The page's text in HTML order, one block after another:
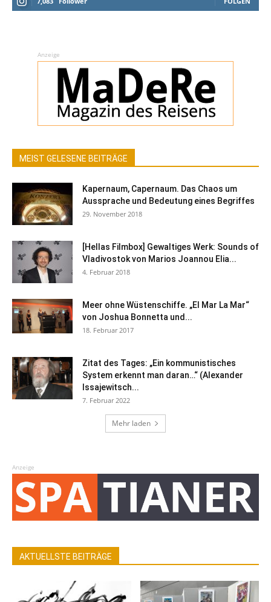
Anzeige
MEIST GELESENE BEITRÄGE
Kapernaum, Capernaum. Das Chaos um
Aussprache und Bedeutung eines Begriffes
29. November 2018
[Hellas Filmbox] Gewaltiges Werk: Sounds of
Vladivostok von Marios Joannou Elia...
4. Februar 2018
Meer ohne Wüstenschiffe. „El Mar La Mar“
von Joshua Bonnetta und...
18. Februar 2017
Zitat des Tages: „Ein kommunistisches
System erkennt man daran…“ (Alexander
Issajewitsch...
7. Februar 2022
Mehr laden
Anzeige
AKTUELLSTE BEITRÄGE